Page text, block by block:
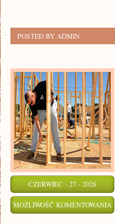
POSTED BY ADMIN
CZERWIEC - 27 - 2026
MOŻLIWOŚĆ KOMENTOWANIA